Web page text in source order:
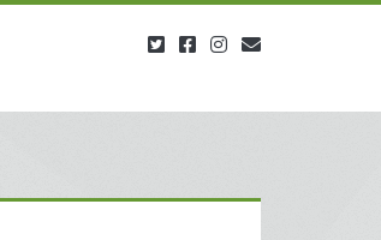
twitterfacebookinstagram